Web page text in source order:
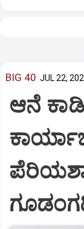
BIG 40 JUL 22,
ಆನೆ